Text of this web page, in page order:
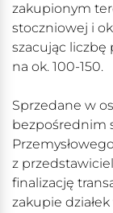
zakupionym
stoczniowej i
szacując
na ok. 100-150.
Sprzedane w
bezpośrednim
z
finalizację
zakupie działek